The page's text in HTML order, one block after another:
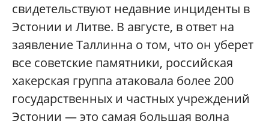
свидетельствуют недавние инциденты в
Эстонии и Литве. В августе, в ответ на
заявление Таллинна о том, что он уберет
все советские памятники, российская
хакерская группа атаковала более 200
государственных и частных учреждений
Эстонии — это самая большая волна